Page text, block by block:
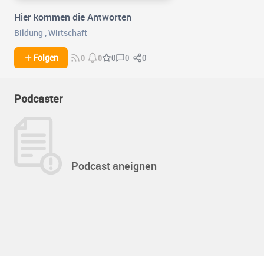
Hier kommen die Antworten
Bildung ,Wirtschaft
Folgen 0 0 0 0 0
Podcaster
Podcast aneignen